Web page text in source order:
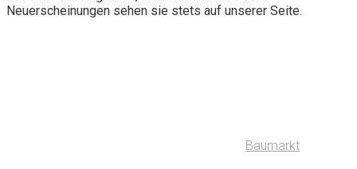
Neuerscheinungen sehen sie stets auf unserer Seite.
Baumarkt